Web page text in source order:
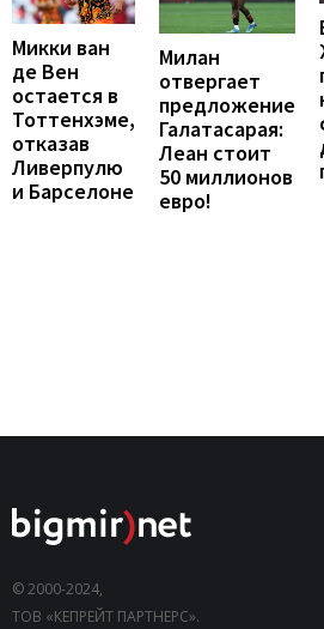
Микки ван
де Вен
остается в
Тоттенхэме,
отказав
Ливерпулю
и Барселоне
Милан
отвергает
предложение
Галатасарая:
Леан стоит
50 миллионов
евро!
© 2000-2024,
ТОВ «КЕПРЕЙТ ПАРТНЕРС».